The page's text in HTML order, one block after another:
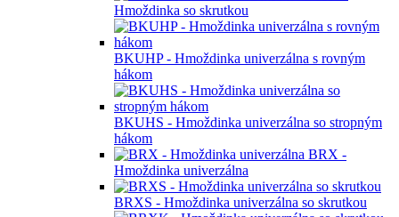
Hmoždinka so skrutkou
BKUHP - Hmoždinka univerzálna s rovným
hákom
BKUHS - Hmoždinka univerzálna so stropným
hákom
BRX -
Hmoždinka univerzálna
BRXS - Hmoždinka univerzálna so skrutkou